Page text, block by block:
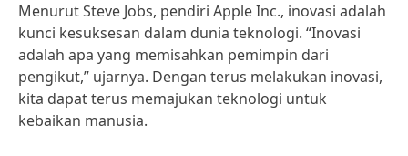
Menurut Steve Jobs, pendiri Apple Inc., inovasi adalah
kunci kesuksesan dalam dunia teknologi. “Inovasi
adalah apa yang memisahkan pemimpin dari
pengikut,” ujarnya. Dengan terus melakukan inovasi,
kita dapat terus memajukan teknologi untuk
kebaikan manusia.